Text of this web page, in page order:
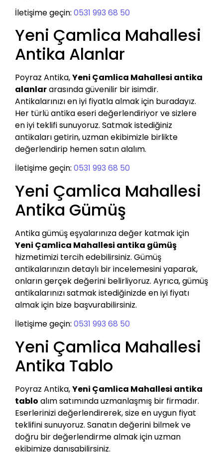
İletişime geçin: 0531 993 68 50
Yeni Çamlica Mahallesi
Antika Alanlar
Poyraz Antika,Yeni Çamlica Mahallesi antika
alanlararasında güvenilir bir isimdir.
Antikalarınızı en iyi fiyatla almak için buradayız.
Her türlü antika eseri değerlendiriyor ve sizlere
en iyi teklifi sunuyoruz. Satmak istediğiniz
antikaları getirin, uzman ekibimizle birlikte
değerlendirip hemen satın alalım.
İletişime geçin: 0531 993 68 50
Yeni Çamlica Mahallesi
Antika Gümüş
Antika gümüş eşyalarınıza değer katmak için
Yeni Çamlica Mahallesi antika gümüş
hizmetimizi tercih edebilirsiniz. Gümüş
antikalarınızın detaylı bir incelemesini yaparak,
onların gerçek değerini belirliyoruz. Ayrıca, gümüş
antikalarınızı satmak istediğinizde en iyi fiyatı
almak için bize başvurabilirsiniz.
İletişime geçin: 0531 993 68 50
Yeni Çamlica Mahallesi
Antika Tablo
Poyraz Antika,Yeni Çamlica Mahallesi antika
tablo alım satımında uzmanlaşmış bir firmadır.
Eserlerinizi değerlendirerek, size en uygun fiyat
teklifini sunuyoruz. Sanatın değerini bilmek ve
doğru bir değerlendirme almak için uzman
ekibimize danışabilirsiniz.